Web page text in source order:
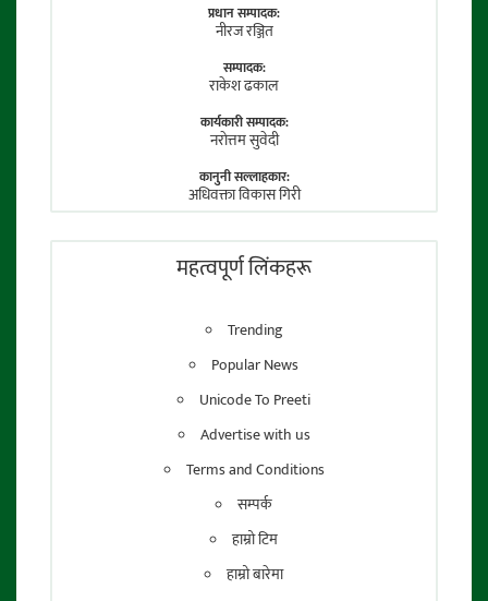
प्रधान सम्पादक:
नीरज रञ्जित
सम्पादक:
राकेश ढकाल
कार्यकारी सम्पादक:
नराेत्तम सुवेदी
कानुनी सल्लाहकार:
अधिवक्ता विकास गिरी
तेजेन्द्र श्रेष्ठ
महत्वपूर्ण लिंकहरू
Trending
Popular News
Unicode To Preeti
Advertise with us
Terms and Conditions
सम्पर्क
हाम्रो टिम
हाम्रो बारेमा